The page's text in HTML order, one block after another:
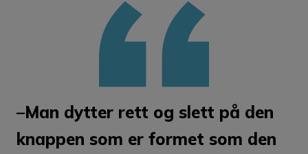
–Man dytter rett og slett på den
knappen som er formet som den